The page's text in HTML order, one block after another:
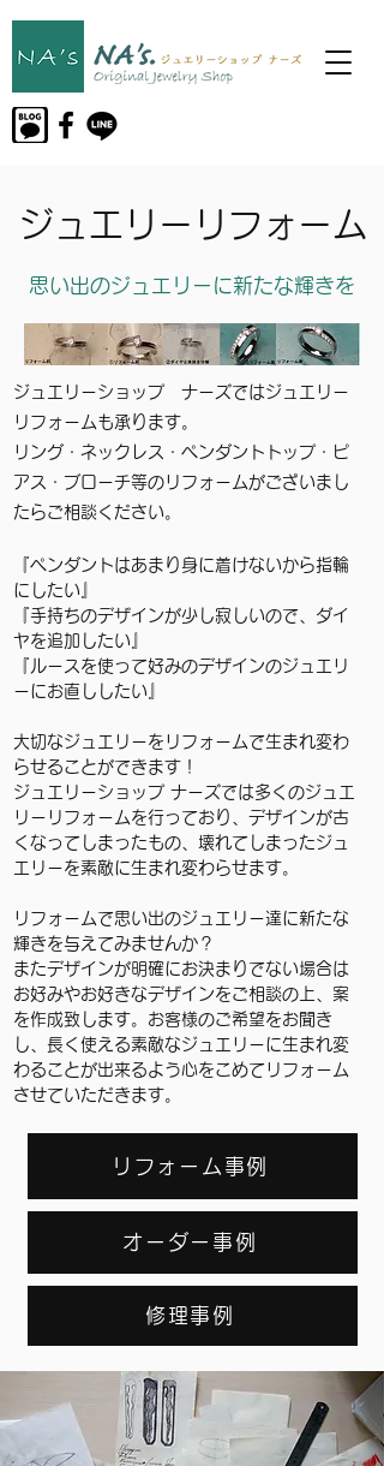
ジュエリーリフォーム
思い出のジュエリーに新たな輝きを
ジュエリーショップ ナーズではジュエリー
リフォームも承ります。
リング・ネックレス・ペンダントトップ・ピ
アス・ブローチ等のリフォームがございまし
たらご相談ください。
『ペンダントはあまり身に着けないから指輪
にしたい』
『手持ちのデザインが少し寂しいので、ダイ
ヤを追加したい』
『ルースを使って好みのデザインのジュエリ
ーにお直ししたい』
大切なジュエリーをリフォームで生まれ変わ
らせることができます！
ジュエリーショップ ナーズでは多くのジュエ
リーリフォームを行っており、デザインが古
くなってしまったもの、壊れてしまったジュ
エリーを素敵に生まれ変わらせます。
リフォームで思い出のジュエリー達に新たな
輝きを与えてみませんか？
またデザインが明確にお決まりでない場合は
お好みやお好きなデザインをご相談の上、案
を作成致します。お客様のご希望をお聞き
し、長く使える素敵なジュエリーに生まれ変
わることが出来るよう心をこめてリフォーム
させていただきます。
リフォーム事例
オーダー事例
修理事例